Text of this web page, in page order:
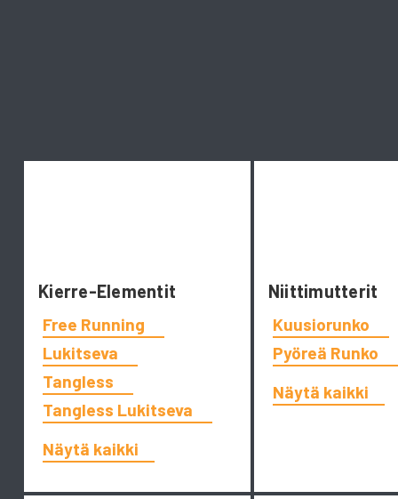
Kierre-Elementit
Free Running
Lukitseva
Tangless
Tangless Lukitseva
Näytä kaikki
Niittimutterit
Kuusiorunko
Pyöreä Runko
Näytä kaikki